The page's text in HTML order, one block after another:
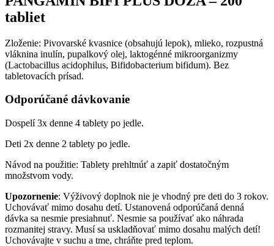
tabliet
Zloženie: Pivovarské kvasnice (obsahujú lepok), mlieko, rozpustná
vláknina inulín, pupalkový olej, laktogénné mikroorganizmy
(Lactobacillus acidophilus, Bifidobacterium bifidum). Bez
tabletovacích prísad.
Odporúčané dávkovanie
Dospelí 3x denne 4 tablety po jedle.
Deti 2x denne 2 tablety po jedle.
Návod na použitie: Tablety prehltnúť a zapiť dostatočným
množstvom vody.
Upozornenie: Výživový doplnok nie je vhodný pre deti do 3 rokov.
Uchovávať mimo dosahu detí. Ustanovená odporúčaná denná
dávka sa nesmie presiahnuť. Nesmie sa používať ako náhrada
rozmanitej stravy. Musí sa uskladňovať mimo dosahu malých detí!
Uchovávajte v suchu a tme, chráňte pred teplom.